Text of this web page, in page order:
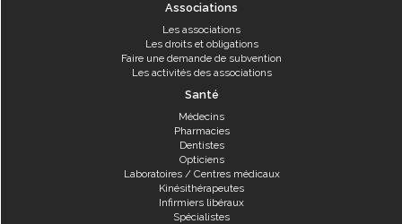
Associations
Les associations
Les droits et obligations
Faire une demande de subvention
Les activités des associations
Santé
Médecins
Pharmacies
Dentistes
Opticiens
Laboratoires / Centres médicaux
Kinésithérapeutes
Infirmiers libéraux
Spécialistes